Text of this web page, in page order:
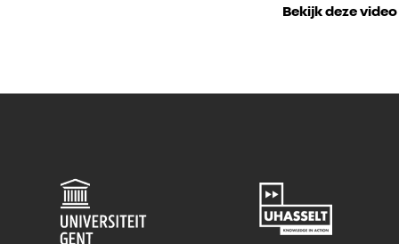
Bekijk deze video